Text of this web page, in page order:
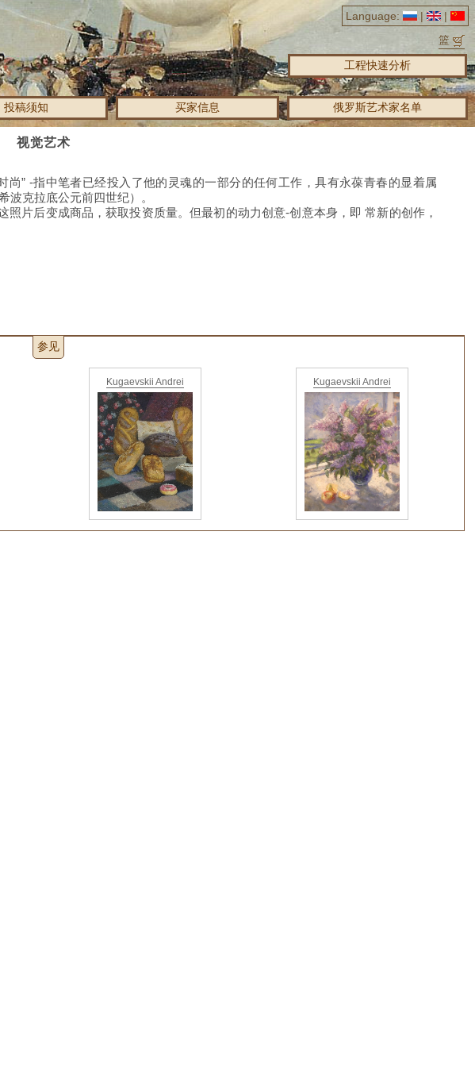
Language: |
|
篮
工程快速分析
投稿须知 买家信息 俄罗斯艺术家名单
视觉艺术
尚” -指中笔者已经投入了他的灵魂的一部分的任何工作，具有永葆青春的显着属
波克拉底公元前四世纪）。
照片后变成商品，获取投资质量。但最初的动力创意-创意本身，即常新的创作，
参见
Kugaevskii Andrei Kugaevskii Andrei